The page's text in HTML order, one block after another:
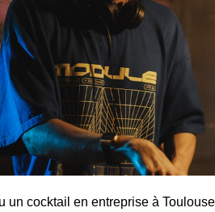
un cocktail en entreprise à